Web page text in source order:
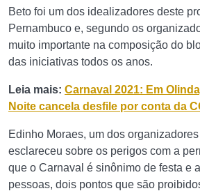
Beto foi um dos idealizadores deste
Pernambuco e, segundo os
muito importante na composição do
das iniciativas todos os anos.
Leia mais: Carnaval 2021: Em
Noite cancela desfile por conta da
Edinho Moraes, um dos
esclareceu sobre os perigos com a
que o Carnaval é sinônimo de festa e
pessoas, dois pontos que são